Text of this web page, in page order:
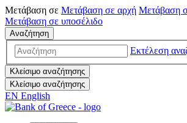
Μετάβαση σε Μετάβαση σε αρχή Μετάβαση
Μετάβαση σε υποσέλιδο
Αναζήτηση
Εκτέλεση
Κλείσιμο αναζήτησης
Κλείσιμο αναζήτησης
EN English